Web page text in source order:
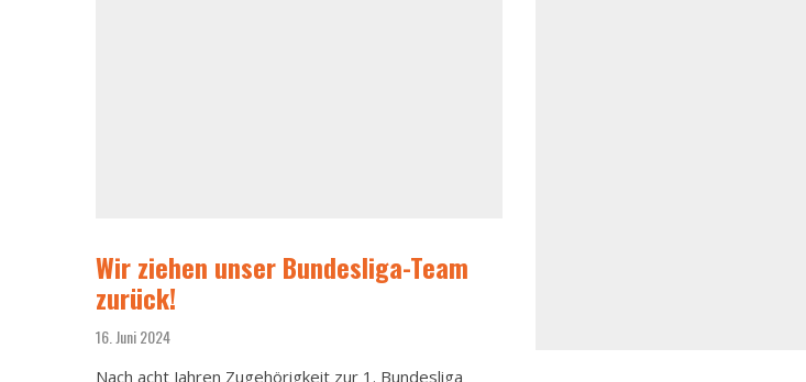
Wir ziehen unser Bundesliga-Team
zurück!
16. Juni 2024
Nach acht Jahren Zugehörigkeit zur 1. Bundesliga